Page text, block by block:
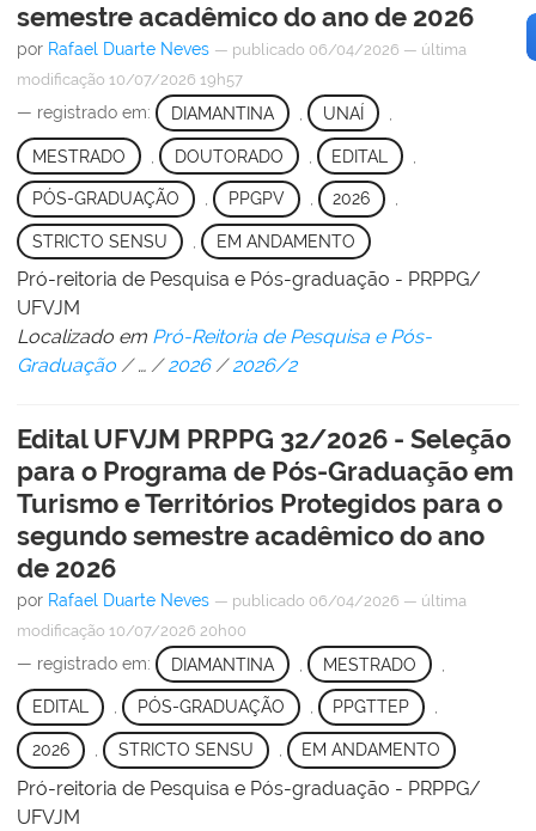
semestre acadêmico do ano de 2026
por Rafael Duarte Neves — publicado 06/04/2026 — última
modificação 10/07/2026 19h57
— registrado em: DIAMANTINA UNAÍ
MESTRADO DOUTORADO EDITAL
PÓS-GRADUAÇÃO , PPGPV , 2026 ,
STRICTO SENSU EM ANDAMENTO
Pró-reitoria de Pesquisa e Pós-graduação - PRPPG/
UFVJM
Localizado em Pró-Reitoria de Pesquisa e Pós-
Graduação /… /2026 /2026/2
Edital UFVJM PRPPG 32/2026 - Seleção
para o Programa de Pós-Graduação em
Turismo e Territórios Protegidos para o
segundo semestre acadêmico do ano
de 2026
por Rafael Duarte Neves — publicado 06/04/2026 — última
modificação 10/07/2026 20h00
— registrado em: DIAMANTINA MESTRADO
EDITAL , PÓS-GRADUAÇÃO , PPGTTEP ,
2026 STRICTO SENSU EM ANDAMENTO
Pró-reitoria de Pesquisa e Pós-graduação - PRPPG/
UFVJM